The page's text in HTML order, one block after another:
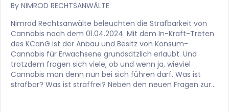
By NIMROD RECHTSANWÄLTE
Nimrod Rechtsanwälte beleuchten die Strafbarkeit von
Cannabis nach dem 01.04.2024. Mit dem In-Kraft-Treten
des KCanG ist der Anbau und Besitz von Konsum-
Cannabis für Erwachsene grundsätzlich erlaubt. Und
trotzdem fragen sich viele, ob und wenn ja, wieviel
Cannabis man denn nun bei sich führen darf. Was ist
strafbar? Was ist straffrei? Neben den neuen Fragen zur…